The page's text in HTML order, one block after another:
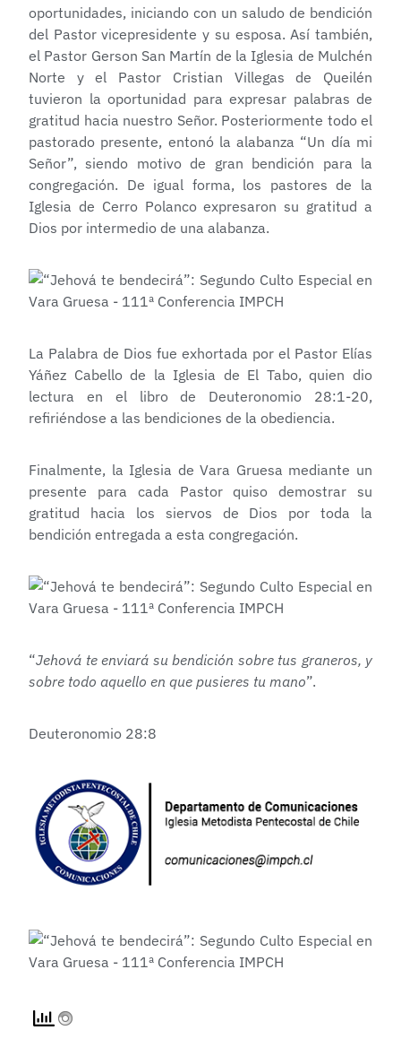
oportunidades, iniciando con un saludo de bendición
del Pastor vicepresidente y su esposa. Así también,
el Pastor Gerson San Martín de la Iglesia de Mulchén
Norte y el Pastor Cristian Villegas de Queilén
tuvieron la oportunidad para expresar palabras de
gratitud hacia nuestro Señor. Posteriormente todo el
pastorado presente, entonó la alabanza “Un día mi
Señor”, siendo motivo de gran bendición para la
congregación. De igual forma, los pastores de la
Iglesia de Cerro Polanco expresaron su gratitud a
Dios por intermedio de una alabanza.
La Palabra de Dios fue exhortada por el Pastor Elías
Yáñez Cabello de la Iglesia de El Tabo, quien dio
lectura en el libro de Deuteronomio 28:1-20,
refiriéndose a las bendiciones de la obediencia.
Finalmente, la Iglesia de Vara Gruesa mediante un
presente para cada Pastor quiso demostrar su
gratitud hacia los siervos de Dios por toda la
bendición entregada a esta congregación.
“Jehová te enviará su bendición sobre tus graneros, y
sobre todo aquello en que pusieres tu mano”.
Deuteronomio 28:8